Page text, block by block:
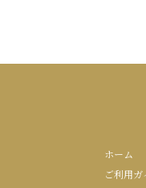
ホーム
ご利用ガ